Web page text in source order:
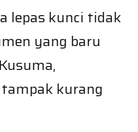
lepas kunci tidak
yang baru
kurang